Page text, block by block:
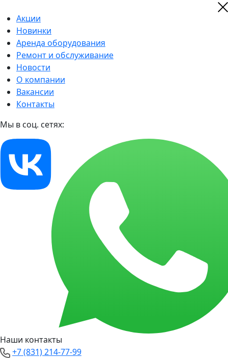
Акции
Новинки
Аренда оборудования
Ремонт и обслуживание
Новости
О компании
Вакансии
Контакты
Мы в соц. сетях:
Наши контакты
+7 (831) 214-77-99